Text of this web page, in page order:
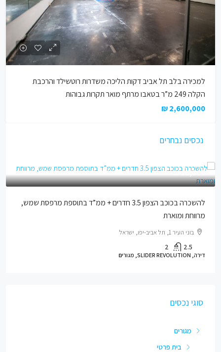
למכירה בלב תל אביב דקות הליכה משדרות רוטשילד והרכבת
הקלה 249 מ”ר בטאבו מרתף מואר תקרות גבוהות
2,600,000 ₪
נכסים נבחרים
12,000 ₪
להשכרה בכוכב הצפון 3.5 חדרים + ממ”ד בתוספת מרפסת שמש,
מרווחת ומוארת
בוני העיר 1, תל אביב-יפו, ישראל
2.5
2
דירה, SLIDER REVOLUTION, מגורים
סוגי נכסים
מגורים
בית פרטי